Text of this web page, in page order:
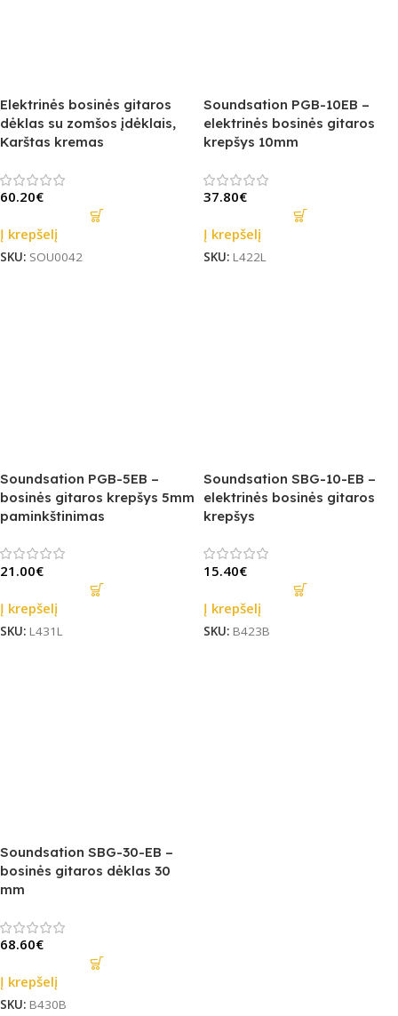
Elektrinės bosinės gitaros
dėklas su zomšos įdėklais,
Karštas kremas
60.20€
Į krepšelį
SKU: SOU0042
Soundsation PGB-10EB –
elektrinės bosinės gitaros
krepšys 10mm
37.80€
Į krepšelį
SKU: L422L
Soundsation PGB-5EB –
bosinės gitaros krepšys 5mm
paminkštinimas
21.00€
Į krepšelį
SKU: L431L
Soundsation SBG-10-EB –
elektrinės bosinės gitaros
krepšys
15.40€
Į krepšelį
SKU: B423B
Soundsation SBG-30-EB –
bosinės gitaros dėklas 30
mm
68.60€
Į krepšelį
SKU: B430B